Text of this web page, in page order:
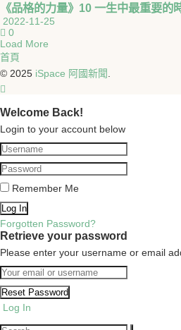
《品格的力量》10 一生中最重要的
2022-11-25
0
Load More
首頁
© 2025 iSpace 阿國新聞
Welcome Back!
Login to your account below
Remember Me
Forgotten Password?
Retrieve your password
Please enter your username or email
Log In